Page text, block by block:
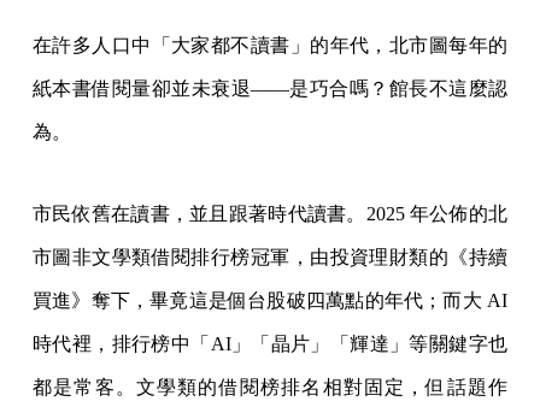
在許多人口中「大家都不讀書」的年代，北市圖每年的
紙本書借閱量卻並未衰退——是巧合嗎？館長不這麼認
為。
市民依舊在讀書，並且跟著時代讀書。2025 年公佈的北
市圖非文學類借閱排行榜冠軍，由投資理財類的《持續
買進》奪下，畢竟這是個台股破四萬點的年代；而大 AI
時代裡，排行榜中「AI」「晶片」「輝達」等關鍵字也
都是常客。文學類的借閱榜排名相對固定，但話題作